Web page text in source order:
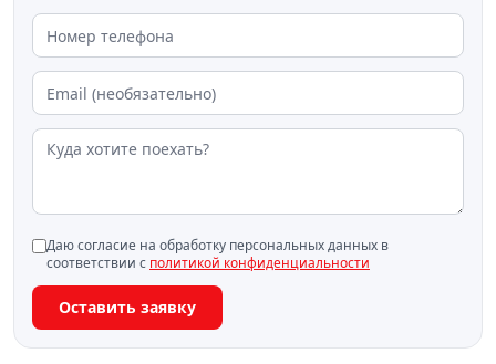
Даю согласие на обработку персональных данных в
соответствии с политикой конфиденциальности
Оставить заявку